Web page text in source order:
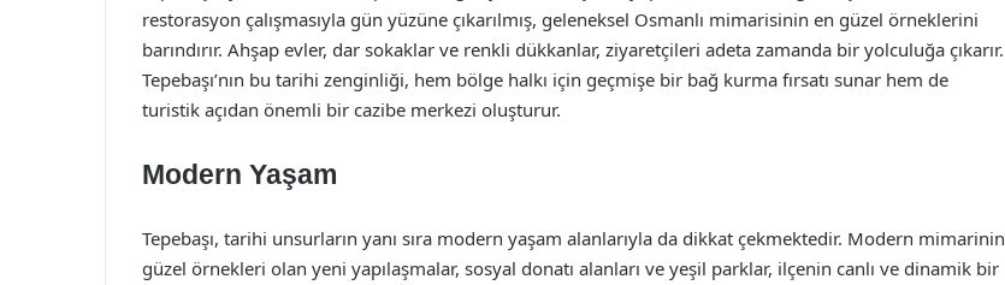
restorasyon çalışmasıyla gün yüzüne çıkarılmış, geleneksel Osmanlı mimarisinin en güzel örneklerini
barındırır. Ahşap evler, dar sokaklar ve renkli dükkanlar, ziyaretçileri adeta zamanda bir yolculuğa çıkarır.
Tepebaşı’nın bu tarihi zenginliği, hem bölge halkı için geçmişe bir bağ kurma fırsatı sunar hem de
turistik açıdan önemli bir cazibe merkezi oluşturur.
Modern Yaşam
Tepebaşı, tarihi unsurların yanı sıra modern yaşam alanlarıyla da dikkat çekmektedir. Modern mimarinin
güzel örnekleri olan yeni yapılaşmalar, sosyal donatı alanları ve yeşil parklar, ilçenin canlı ve dinamik bir